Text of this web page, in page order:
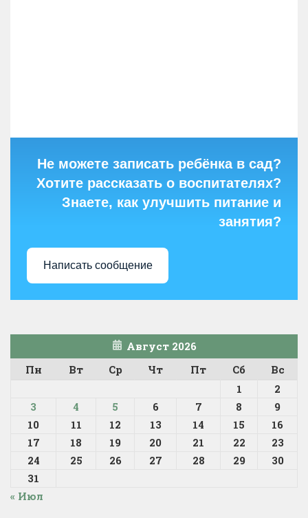
Не можете записать ребёнка в сад?
Хотите рассказать о воспитателях?
Знаете, как улучшить питание и
занятия?
Написать сообщение
Август 2026
Пн
Вт Ср Чт Пт Сб
Вс
1
2
3
4 5 6 7 8
9
10
11 12 13 14 15
16
17
18 19 20 21 22
23
24
25 26 27 28 29
30
31
« Июл